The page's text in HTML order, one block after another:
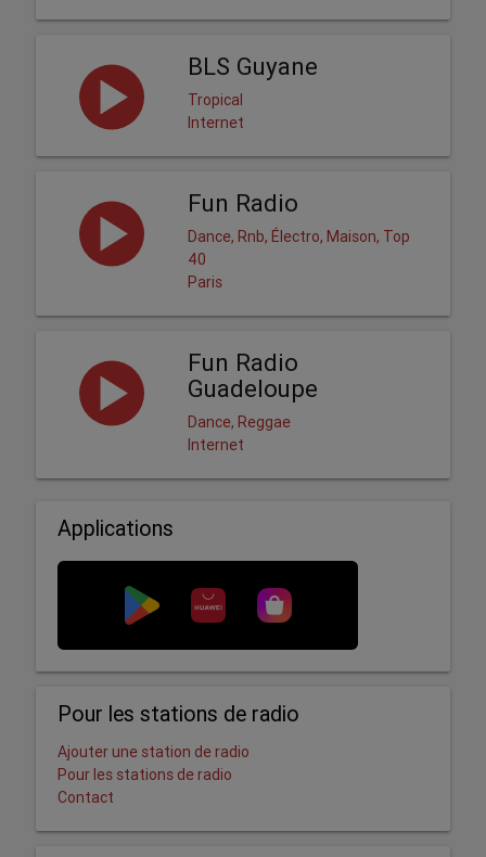
BLS Guyane
Tropical
Internet
Fun Radio
Dance, Rnb, Électro, Maison, Top
40
Paris
Fun Radio
Guadeloupe
Dance, Reggae
Internet
Applications
Pour les stations de radio
Ajouter une station de radio
Pour les stations de radio
Contact